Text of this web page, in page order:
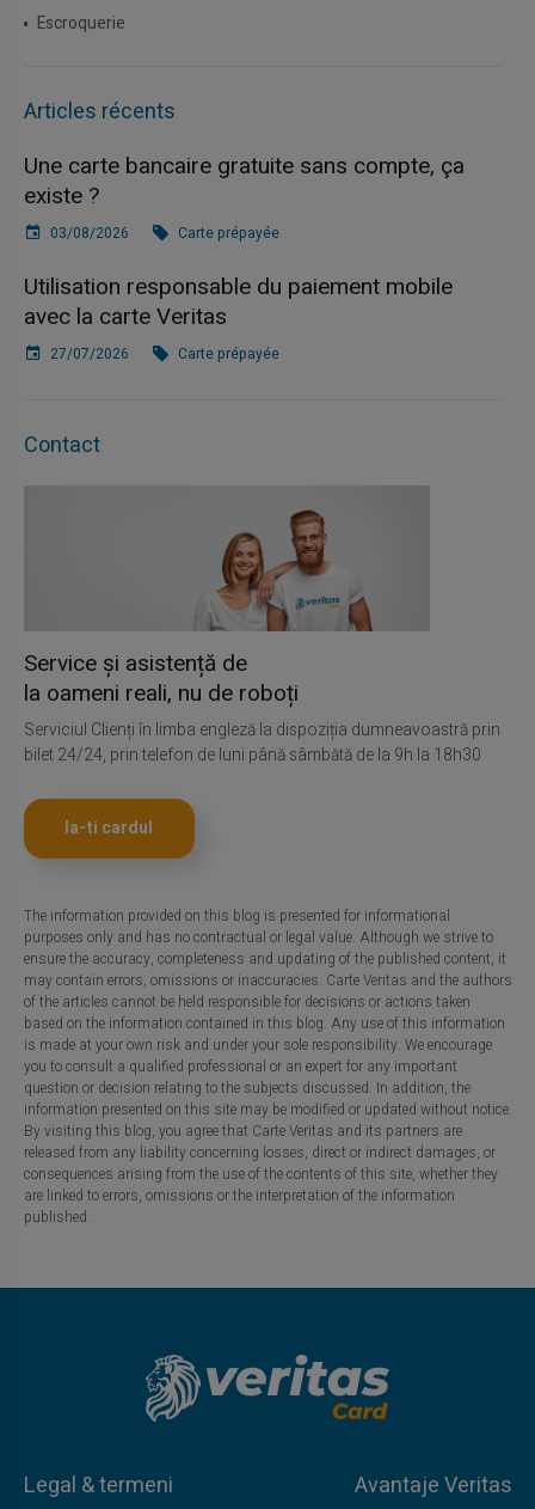
Escroquerie
Articles récents
Une carte bancaire gratuite sans compte, ça
existe ?
03/08/2026 Carte prépayée
Utilisation responsable du paiement mobile
avec la carte Veritas
27/07/2026 Carte prépayée
Contact
Service și asistență de
la oameni reali, nu de roboți
Serviciul Clienți în limba engleză la dispoziția dumneavoastră prin
bilet 24/24, prin telefon de luni până sâmbătă de la 9h la 18h30
Ia-ti cardul
The information provided on this blog is presented for informational
purposes only and has no contractual or legal value. Although we strive to
ensure the accuracy, completeness and updating of the published content, it
may contain errors, omissions or inaccuracies. Carte Veritas and the authors
of the articles cannot be held responsible for decisions or actions taken
based on the information contained in this blog. Any use of this information
is made at your own risk and under your sole responsibility. We encourage
you to consult a qualified professional or an expert for any important
question or decision relating to the subjects discussed. In addition, the
information presented on this site may be modified or updated without notice.
By visiting this blog, you agree that Carte Veritas and its partners are
released from any liability concerning losses, direct or indirect damages, or
consequences arising from the use of the contents of this site, whether they
are linked to errors, omissions or the interpretation of the information
published.
Legal & termeni Avantaje Veritas